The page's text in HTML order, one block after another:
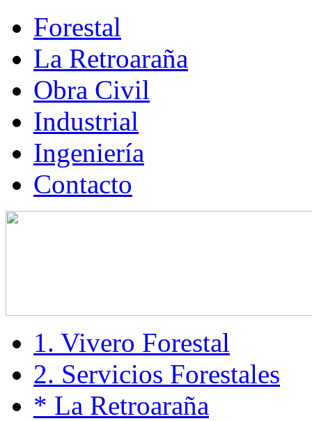
Forestal
La Retroaraña
Obra Civil
Industrial
Ingeniería
Contacto
1. Vivero Forestal
2. Servicios Forestales
* La Retroaraña